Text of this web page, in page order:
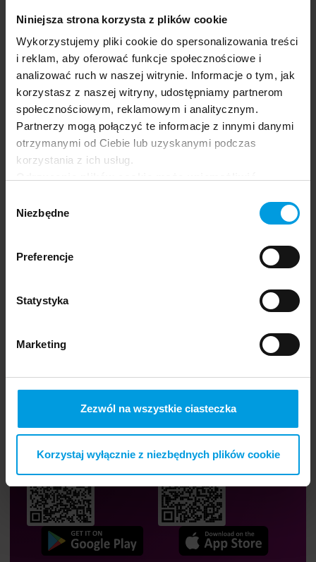
Niniejsza strona korzysta z plików cookie
Wykorzystujemy pliki cookie do spersonalizowania treści
i reklam, aby oferować funkcje społecznościowe i
analizować ruch w naszej witrynie. Informacje o tym, jak
korzystasz z naszej witryny, udostępniamy partnerom
społecznościowym, reklamowym i analitycznym.
Partnerzy mogą połączyć te informacje z innymi danymi
otrzymanymi od Ciebie lub uzyskanymi podczas
korzystania z ich usług.
oferowanych na naszej stronie, w tym m.in. z
zgody
Niezbędne
Preferencje
Statystyka
Marketing
Zezwól na wszystkie ciasteczka
Korzystaj wyłącznie z niezbędnych plików cookie
Joanna Zapała
Olga Tokarczuk
Aplikacja festiwalu.